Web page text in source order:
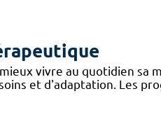
mieux vivre au quotidien sa
et d'adaptation. Les